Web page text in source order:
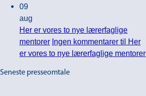
09
aug
Her er vores to nye lærerfaglige
mentorer Ingen kommentarer til Her
er vores to nye lærerfaglige mentorer
Seneste presseomtale